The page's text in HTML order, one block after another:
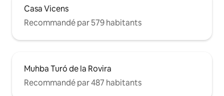
Casa Vicens
Recommandé par 579 habitants
Muhba Turó de la Rovira
Recommandé par 487 habitants